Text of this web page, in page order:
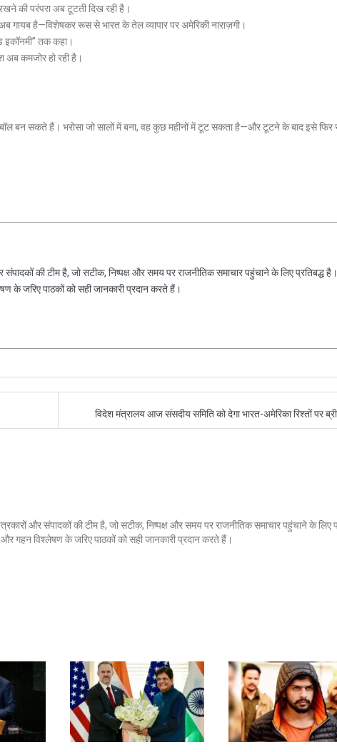
की परंपरा अब टूटती दिख रही है।
गायब है—विशेषकर रूस से भारत के तेल व्यापार पर अमेरिकी नाराज़गी।
इकॉनमी” तक कहा।
अब कमजोर हो रही है।
बन सकते हैं। भरोसा जो सालों में बना, वह कुछ महीनों में टूट सकता है—और टूटने के बाद इसे फिर
की टीम है, जो सटीक, निष्पक्ष और समय पर राजनीतिक समाचार पहुंचाने के लिए प्रतिबद्ध है।
के जरिए पाठकों को सही जानकारी प्रदान करते हैं।
विदेश मंत्रालय आज संसदीय समिति को देगा भारत-अमेरिका रिश्तों पर
और संपादकों की टीम है, जो सटीक, निष्पक्ष और समय पर राजनीतिक समाचार पहुंचाने के लिए
और गहन विश्लेषण के जरिए पाठकों को सही जानकारी प्रदान करते हैं।